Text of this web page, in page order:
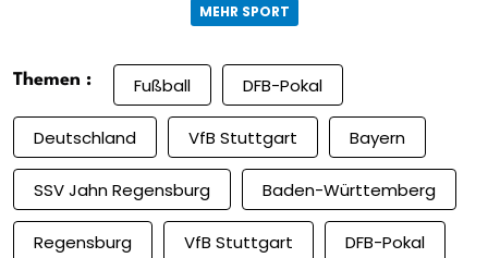
MEHR SPORT
Themen : Fußball DFB-Pokal
Deutschland VfB Stuttgart Bayern
SSV Jahn Regensburg Baden-Württemberg
Regensburg VfB Stuttgart DFB-Pokal